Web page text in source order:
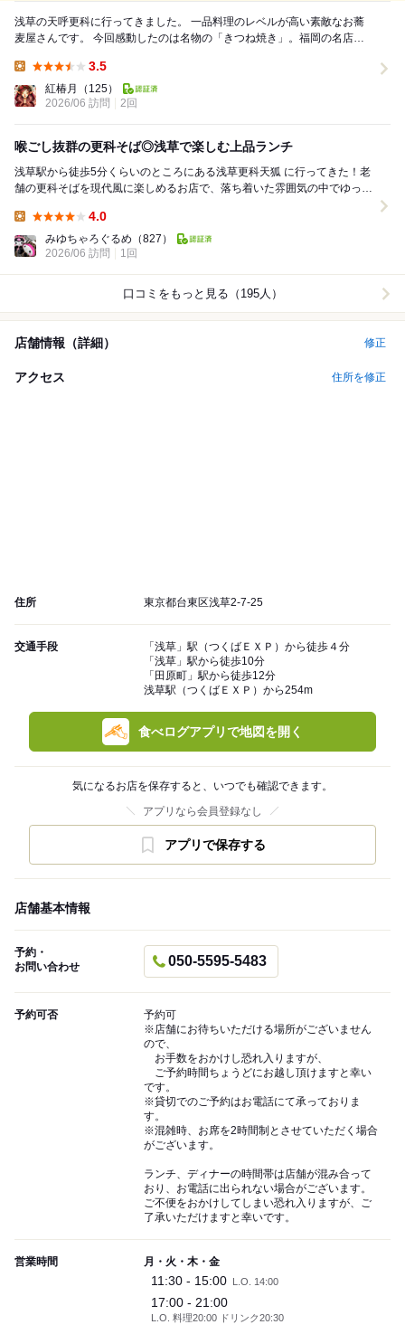
浅草の天呼更科に行ってきました。 一品料理のレベルが高い素敵なお蕎
麦屋さんです。 今回感動したのは名物の「きつね焼き」。福岡の名店・
3.5
紅椿月
（125）
2026/06 訪問
2回
喉ごし抜群の更科そば◎浅草で楽しむ上品ランチ
浅草駅から徒歩5分くらいのところにある浅草更科天狐 に行ってきた！老
舗の更科そばを現代風に楽しめるお店で、落ち着いた雰囲気の中でゆっく
4.0
みゆちゃろぐるめ （827）
2026/06 訪問
1回
口コミをもっと見る（195人）
店舗情報（詳細） 修正
アクセス 住所を修正
住所 東京都台東区浅草2-7-25
交通手段
「浅草」駅（つくばＥＸＰ）から徒歩４分
「浅草」駅から徒歩10分
「田原町」駅から徒歩12分
浅草駅（つくばＥＸＰ）から254m
食べログアプリで地図を開く
気になるお店を保存すると、いつでも確認できます。
アプリなら会員登録なし
アプリで保存する
店舗基本情報
予約・
お問い合わせ
050-5595-5483
予約可否
予約可
※店舗にお待ちいただける場所がございません
ので、
お手数をおかけし恐れ入りますが、
ご予約時間ちょうどにお越し頂けますと幸い
です。
※貸切でのご予約はお電話にて承っておりま
す。
※混雑時、お席を2時間制とさせていただく場合
がございます。
ランチ、ディナーの時間帯は店舗が混み合って
おり、お電話に出られない場合がございます。
ご不便をおかけしてしまい恐れ入りますが、ご
了承いただけますと幸いです。
営業時間 月・火・木・金
11:30 - 15:00 L.O. 14:00
17:00 - 21:00
L.O. 料理20:00 ドリンク20:30